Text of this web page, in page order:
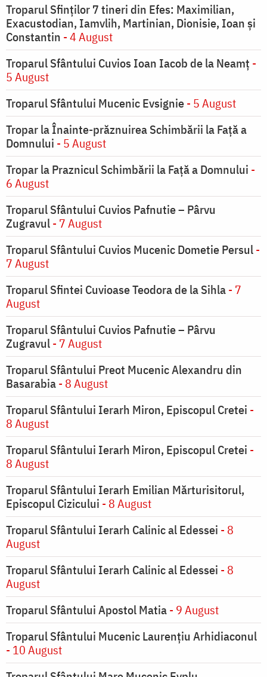
Troparul Sfinţilor 7 tineri din Efes: Maximilian,
Exacustodian, Iamvlih, Martinian, Dionisie, Ioan şi
Constantin - 4 August
Troparul Sfântului Cuvios Ioan Iacob de la Neamț -
5 August
Troparul Sfântului Mucenic Evsignie- 5 August
Tropar la Înainte-prăznuirea Schimbării la Faţă a
Domnului - 5 August
Tropar la Praznicul Schimbării la Faţă a Domnului -
6 August
Troparul Sfântului Cuvios Pafnutie – Pârvu
Zugravul- 7 August
Troparul Sfântului Cuvios Mucenic Dometie Persul-
7 August
Troparul Sfintei Cuvioase Teodora de la Sihla- 7
August
Troparul Sfântului Cuvios Pafnutie – Pârvu
Zugravul- 7 August
Troparul Sfântului Preot Mucenic Alexandru din
Basarabia- 8 August
Troparul Sfântului Ierarh Miron, Episcopul Cretei -
8 August
Troparul Sfântului Ierarh Miron, Episcopul Cretei -
8 August
Troparul Sfântului Ierarh Emilian Mărturisitorul,
Episcopul Cizicului - 8 August
Troparul Sfântului Ierarh Calinic al Edessei - 8
August
Troparul Sfântului Ierarh Calinic al Edessei - 8
August
Troparul Sfântului Apostol Matia- 9 August
Troparul Sfântului Mucenic Laurențiu Arhidiaconul
- 10 August